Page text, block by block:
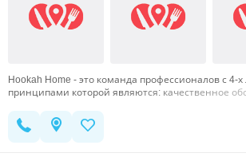
Hookah Home - это команда профессионалов с 4-
принципами которой являются: качественное